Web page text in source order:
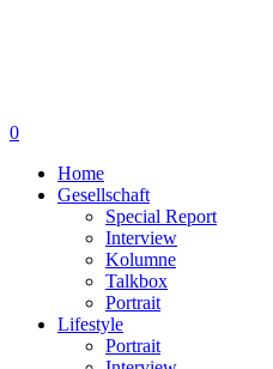
0
Home
Gesellschaft
Special Report
Interview
Kolumne
Talkbox
Portrait
Lifestyle
Portrait